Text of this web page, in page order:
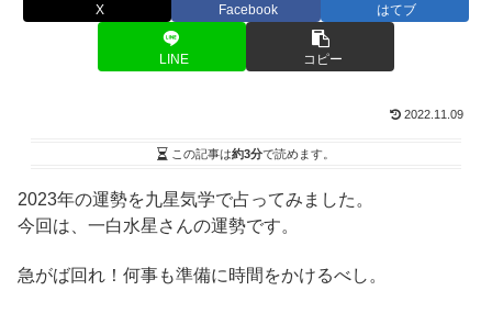
X Facebook はてブ
LINE コピー
2022.11.09
この記事は約3分で読めます。
2023年の運勢を九星気学で占ってみました。
今回は、一白水星さんの運勢です。
急がば回れ！何事も準備に時間をかけるべし。